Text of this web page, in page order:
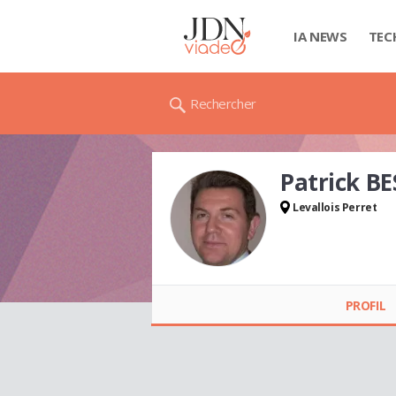
IA NEWS
Rechercher
Patrick
Levallois Perret
PROFIL